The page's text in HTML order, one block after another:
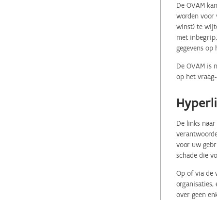
De OVAM
worden voor
winst) te
met
gegevens
De OVAM is
op het
De links
voor uw
schade die
Op of via de
organisaties,
over geen